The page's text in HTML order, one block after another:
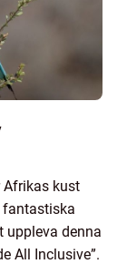
Afrikas kust
fantastiska
uppleva denna
All Inclusive”.